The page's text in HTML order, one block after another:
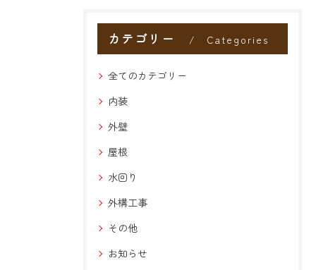
カテゴリー Categories
全てのカテゴリー
内装
外壁
屋根
水回り
外構工事
その他
お知らせ